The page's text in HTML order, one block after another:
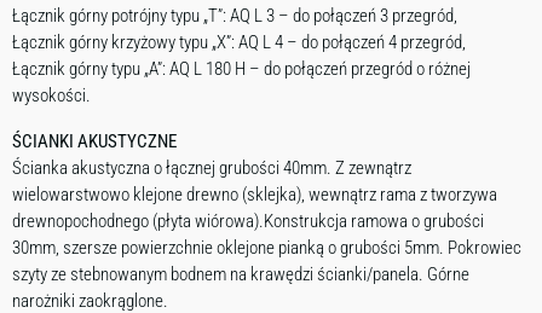
Łącznik górny potrójny typu „T”: AQ L 3 – do połączeń 3 przegród,
Łącznik górny krzyżowy typu „X”: AQ L 4 – do połączeń 4 przegród,
Łącznik górny typu „A”: AQ L 180 H – do połączeń przegród o różnej
wysokości.
ŚCIANKI AKUSTYCZNE
Ścianka akustyczna o łącznej grubości 40mm. Z zewnątrz
wielowarstwowo klejone drewno (sklejka), wewnątrz rama z tworzywa
drewnopochodnego (płyta wiórowa).Konstrukcja ramowa o grubości
30mm, szersze powierzchnie oklejone pianką o grubości 5mm. Pokrowiec
szyty ze stebnowanym bodnem na krawędzi ścianki/panela. Górne
narożniki zaokrąglone.